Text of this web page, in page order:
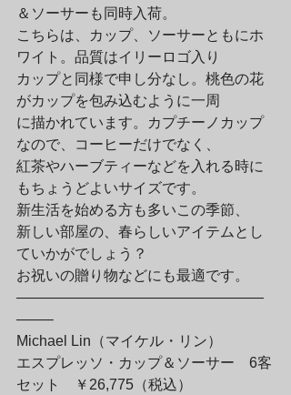
＆ソーサーも同時入荷。
こちらは、カップ、ソーサーともにホ
ワイト。品質はイリーロゴ入り
カップと同様で申し分なし。桃色の花
がカップを包み込むように一周
に描かれています。カプチーノカップ
なので、コーヒーだけでなく、
紅茶やハーブティーなどを入れる時に
もちょうどよいサイズです。
新生活を始める方も多いこの季節、
新しい部屋の、春らしいアイテムとし
ていかがでしょう？
お祝いの贈り物などにも最適です。
—————————————————
——–
Michael Lin（マイケル・リン）
エスプレッソ・カップ＆ソーサー　6客
セット　￥26,775（税込）